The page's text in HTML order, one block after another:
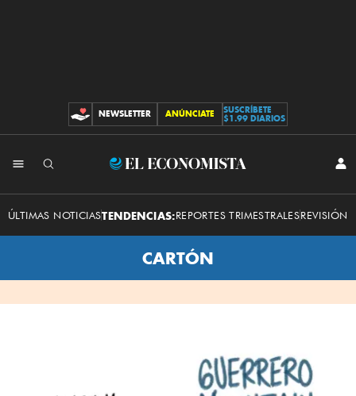
CONTRIBUCIONES
NEWSLETTER ANÚNCIATE
SUSCRÍBETE
$1.99 DIARIOS
El
ÚLTIMAS NOTICIASTENDENCIAS:REPORTES TRIMESTRALESREVISIÓN
CARTÓN